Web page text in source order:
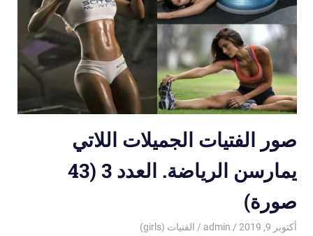
صور الفتيات الجميلات اللاتي
يمارسن الرياضة. العدد 3 (43
صورة)
أكتوبر 9, 2019 admin الفتيات (girls)